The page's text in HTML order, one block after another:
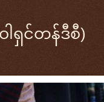
ါရှင်တန်ဒီစီ)